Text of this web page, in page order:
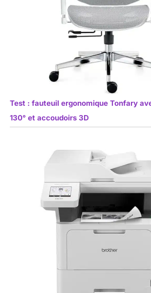
Test : fauteuil ergonomique Tonfary
130° et accoudoirs 3D